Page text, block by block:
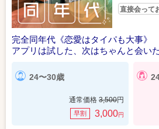
直接会って
完全同年代《恋愛はタイパも大事》
アプリは試した、次はちゃんと会い
24〜30歳
通常価格 3,500円
早割 3,000円